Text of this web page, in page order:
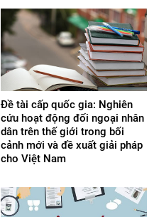
Đề tài cấp quốc gia: Nghiên
cứu hoạt động đối ngoại nhân
dân trên thế giới trong bối
cảnh mới và đề xuất giải pháp
cho Việt Nam